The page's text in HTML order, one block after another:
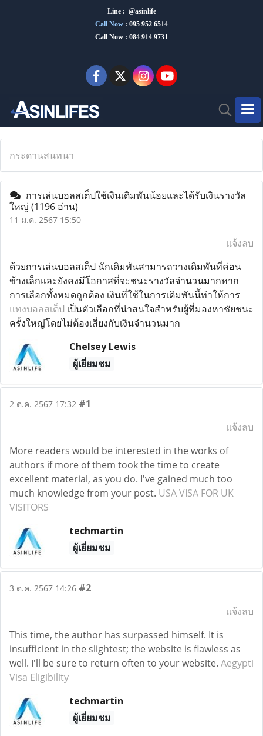
Line : @asinlife
Call Now : 095 952 6514
Call Now : 084 914 9731
กระดานสนทนา
การเล่นบอลสเต็ปใช้เงินเดิมพันน้อยและได้รับเงินรางวัล
ใหญ่ (1196 อ่าน)
11 ม.ค. 2567 15:50
แจ้งลบ
ด้วยการเล่นบอลสเต็ป นักเดิมพันสามารถวางเดิมพันที่ค่อน
ข้างเล็กและยังคงมีโอกาสที่จะชนะรางวัลจำนวนมากหาก
การเลือกทั้งหมดถูกต้อง เงินที่ใช้ในการเดิมพันนี้ทำให้การ
แทงบอลสเต็ป เป็นตัวเลือกที่น่าสนใจสำหรับผู้ที่มองหาชัยชนะ
ครั้งใหญ่โดยไม่ต้องเสี่ยงกับเงินจำนวนมาก
Chelsey Lewis
ผู้เยี่ยมชม
2 ต.ค. 2567 17:32 #1
แจ้งลบ
More readers would be interested in the works of
authors if more of them took the time to create
excellent material, as you do. I've gained much too
much knowledge from your post. USA VISA FOR UK
VISITORS
techmartin
ผู้เยี่ยมชม
3 ต.ค. 2567 14:26 #2
แจ้งลบ
This time, the author has surpassed himself. It is
insufficient in the slightest; the website is flawless as
well. I'll be sure to return often to your website. Aegypti
Visa Eligibility
techmartin
ผู้เยี่ยมชม